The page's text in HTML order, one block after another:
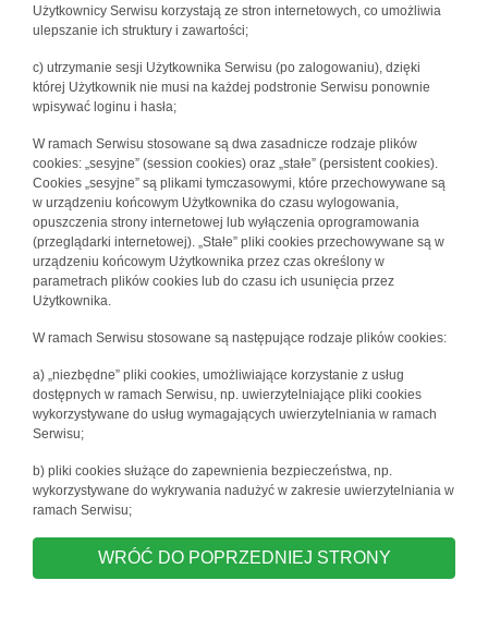
Użytkownicy Serwisu korzystają ze stron internetowych, co umożliwia
ulepszanie ich struktury i zawartości;
c) utrzymanie sesji Użytkownika Serwisu (po zalogowaniu), dzięki
której Użytkownik nie musi na każdej podstronie Serwisu ponownie
wpisywać loginu i hasła;
W ramach Serwisu stosowane są dwa zasadnicze rodzaje plików
cookies: „sesyjne” (session cookies) oraz „stałe” (persistent cookies).
Cookies „sesyjne” są plikami tymczasowymi, które przechowywane są
w urządzeniu końcowym Użytkownika do czasu wylogowania,
opuszczenia strony internetowej lub wyłączenia oprogramowania
(przeglądarki internetowej). „Stałe” pliki cookies przechowywane są w
urządzeniu końcowym Użytkownika przez czas określony w
parametrach plików cookies lub do czasu ich usunięcia przez
Użytkownika.
W ramach Serwisu stosowane są następujące rodzaje plików cookies:
a) „niezbędne” pliki cookies, umożliwiające korzystanie z usług
dostępnych w ramach Serwisu, np. uwierzytelniające pliki cookies
wykorzystywane do usług wymagających uwierzytelniania w ramach
Serwisu;
b) pliki cookies służące do zapewnienia bezpieczeństwa, np.
wykorzystywane do wykrywania nadużyć w zakresie uwierzytelniania w
ramach Serwisu;
WRÓĆ DO POPRZEDNIEJ STRONY